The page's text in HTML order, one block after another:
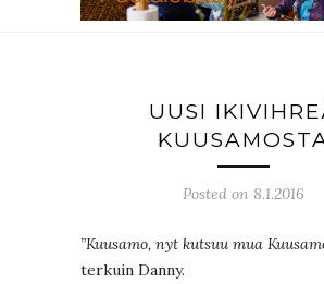
UUSI
Posted on 8.1.2016
”Kuusamo, nyt kutsuu mua
terkuin Danny.